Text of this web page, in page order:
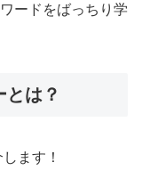
ードをばっちり学
は？
ます！